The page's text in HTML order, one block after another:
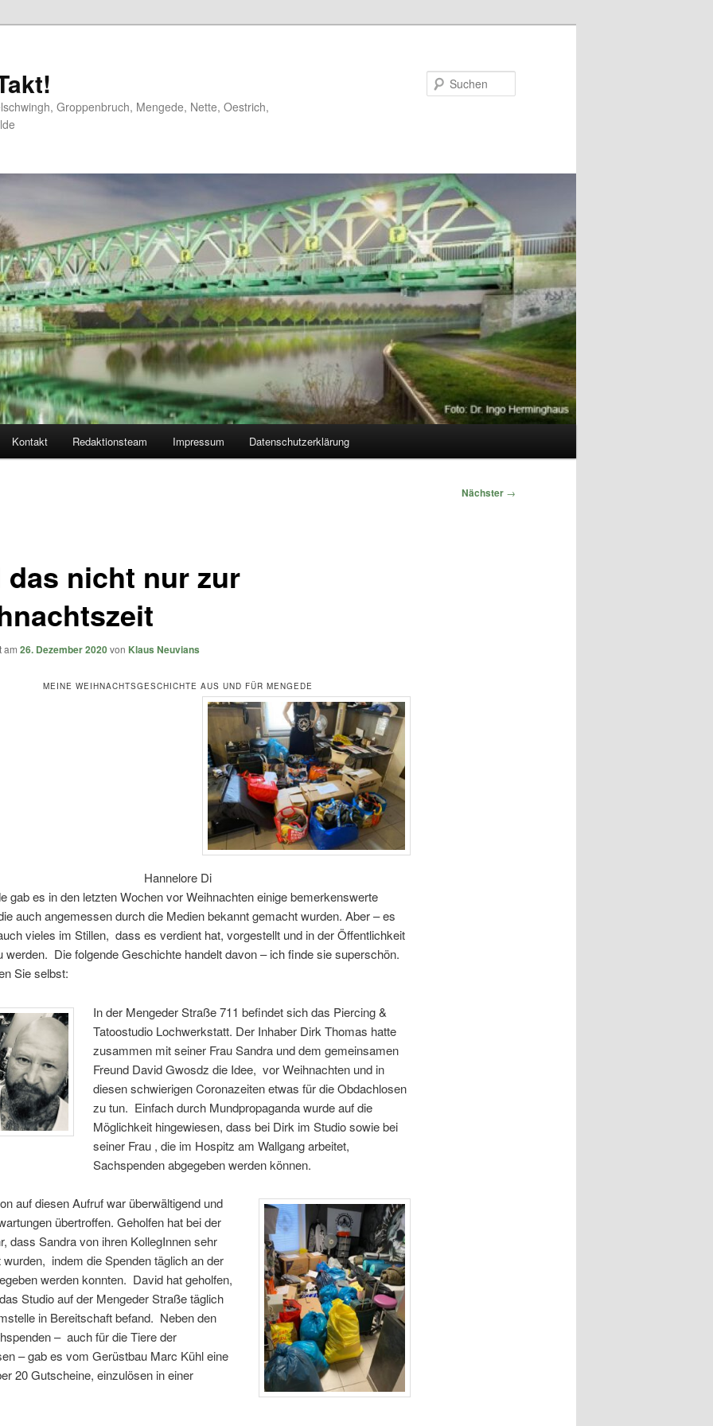
Groppenbruch, Mengede, Nette, Oestrich,
Kontakt Redaktionsteam Impressum Datenschutzerklärung
Nächster →
das nicht nur zur
am 26. Dezember 2020von Klaus Neuvians
MEINE WEIHNACHTSGESCHICHTE AUS UND FÜR MENGEDE
Hannelore Di
gab es in den letzten Wochen vor Weihnachten einige bemerkenswerte
auch angemessen durch die Medien bekannt gemacht wurden. Aber – es
vieles im Stillen, dass es verdient hat, vorgestellt und in der Öffentlichkeit
werden. Die folgende Geschichte handelt davon – ich finde sie superschön.
Sie selbst:
In der Mengeder Straße 711 befindet sich das Piercing &
Tatoostudio Lochwerkstatt. Der Inhaber Dirk Thomas hatte
zusammen mit seiner Frau Sandra und dem gemeinsamen
Freund David Gwosdz die Idee, vor Weihnachten und in
diesen schwierigen Coronazeiten etwas für die Obdachlosen
zu tun. Einfach durch Mundpropaganda wurde auf die
Möglichkeit hingewiesen, dass bei Dirk im Studio sowie bei
seiner Frau , die im Hospitz am Wallgang arbeitet,
Sachspenden abgegeben werden können.
auf diesen Aufruf war überwältigend und
übertroffen. Geholfen hat bei der
dass Sandra von ihren KollegInnen sehr
wurden, indem die Spenden täglich an der
werden konnten. David hat geholfen,
Studio auf der Mengeder Straße täglich
in Bereitschaft befand. Neben den
– auch für die Tiere der
– gab es vom Gerüstbau Marc Kühl eine
20 Gutscheine, einzulösen in einer